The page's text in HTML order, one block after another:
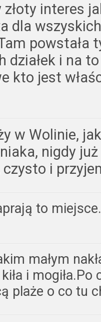
złoty interes
dla
powstała
działek i na
kto jest
w Wolinie,
nigdy
czysto i
to miejsce.
małym
i
plaże o co tu